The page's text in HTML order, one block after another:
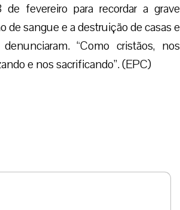
fevereiro para recordar a grave
de sangue e a destruição de casas e
“Como cristãos, nos
e nos sacrificando”. (EPC)